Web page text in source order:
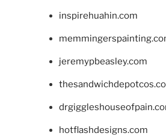
inspirehuahin.com
jeremypbeasley.com
hotflashdesigns.com